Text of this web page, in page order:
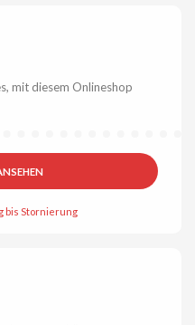
mit diesem Onlineshop
bis Stornierung